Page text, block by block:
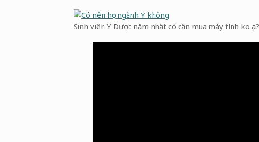
Sinh viên Y Dược năm nhất có cần mua máy tính ko ạ?